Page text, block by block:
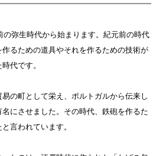
の弥生時代から始まります。紀元前の時代
るための道具やそれを作るための技術が
代です。
の町として栄え、ポルトガルから伝来し
にさせました。その時代、鉄砲を作るた
言われています。